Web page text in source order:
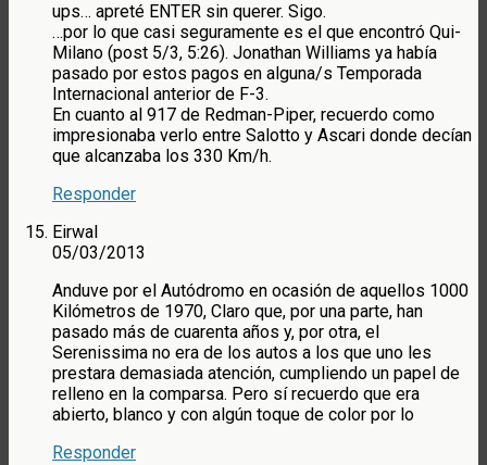
ups… apreté ENTER sin querer. Sigo.
…por lo que casi seguramente es el que encontró Qui-
Milano (post 5/3, 5:26). Jonathan Williams ya había
pasado por estos pagos en alguna/s Temporada
Internacional anterior de F-3.
En cuanto al 917 de Redman-Piper, recuerdo como
impresionaba verlo entre Salotto y Ascari donde decían
que alcanzaba los 330 Km/h.
Responder
Eirwal
05/03/2013
Anduve por el Autódromo en ocasión de aquellos 1000
Kilómetros de 1970, Claro que, por una parte, han
pasado más de cuarenta años y, por otra, el
Serenissima no era de los autos a los que uno les
prestara demasiada atención, cumpliendo un papel de
relleno en la comparsa. Pero sí recuerdo que era
abierto, blanco y con algún toque de color por lo
Responder